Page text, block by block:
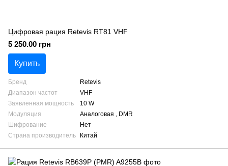
Цифровая рация Retevis RT81 VHF
5 250.00 грн
Купить
Бренд
Retevis
Диапазон частот
VHF
Заявленная мощность
10 W
Модуляция
Аналоговая , DMR
Шифрование
Нет
Страна производитель
Китай